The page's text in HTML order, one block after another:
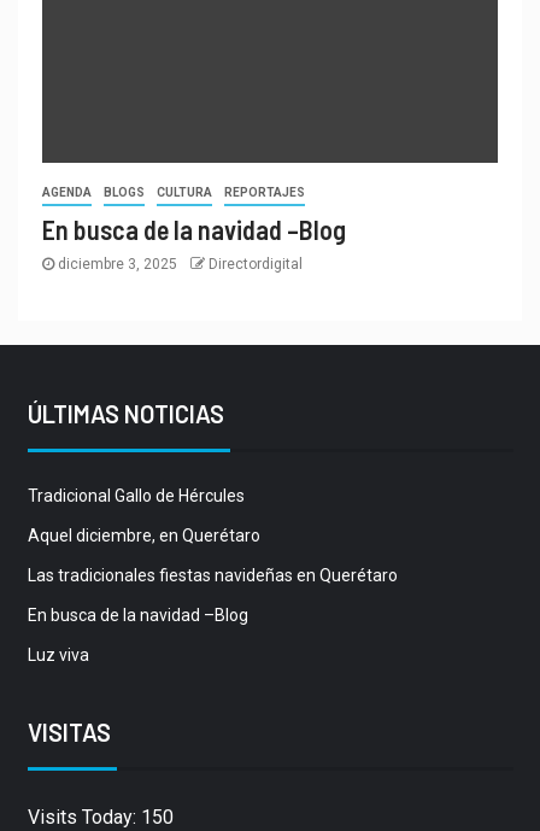
AGENDA BLOGS CULTURA REPORTAJES
En busca de la navidad –Blog
diciembre 3, 2025 Directordigital
ÚLTIMAS NOTICIAS
Tradicional Gallo de Hércules
Aquel diciembre, en Querétaro
Las tradicionales fiestas navideñas en Querétaro
En busca de la navidad –Blog
Luz viva
VISITAS
Visits Today: 150